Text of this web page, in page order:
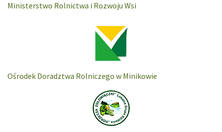
Ministerstwo Rolnictwa i Rozwoju Wsi
Ośrodek Doradztwa Rolniczego w Minikowie